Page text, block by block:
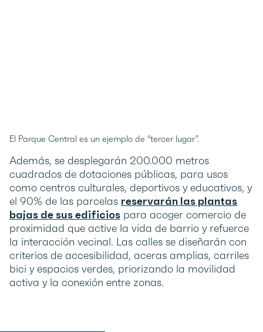
El Parque Central es un ejemplo de “tercer lugar”.
Además, se desplegarán 200.000 metros
cuadrados de dotaciones públicas, para usos
como centros culturales, deportivos y educativos, y
el 90% de las parcelas reservarán las plantas
bajas de sus edificios para acoger comercio de
proximidad que active la vida de barrio y refuerce
la interacción vecinal. Las calles se diseñarán con
criterios de accesibilidad, aceras amplias, carriles
bici y espacios verdes, priorizando la movilidad
activa y la conexión entre zonas.